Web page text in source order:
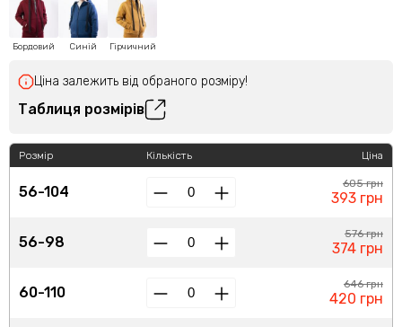
Бордовий Синій Гірчичний
Ціна залежить від обраного розміру!
Таблиця розмірів
Розмір
56-104
56-98
60-110
Кількість Ціна
605 грн
393 грн
576 грн
374 грн
646 грн
420 грн